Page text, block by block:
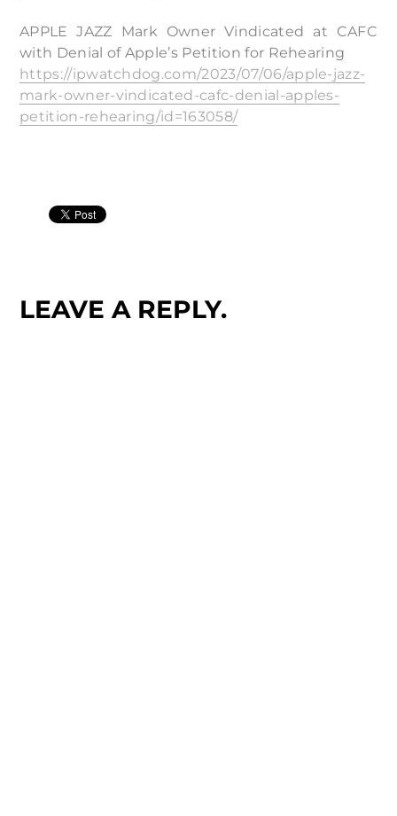
APPLE JAZZ Mark Owner Vindicated at CAFC
with Denial of Apple’s Petition for Rehearing
https://ipwatchdog.com/2023/07/06/apple-jazz-
mark-owner-vindicated-cafc-denial-apples-
petition-rehearing/id=163058/
LEAVE A REPLY.